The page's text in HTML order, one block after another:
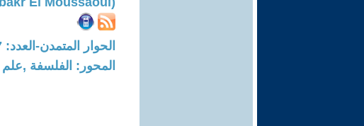
الحوار المتمدن-العدد: 7817 - 2023 / 12 / 6 - 02:54
المحور: الفلسفة